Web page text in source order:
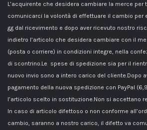
L’acquirente che desidera cambiare la merce per
comunicarci la volontà di effettuare il cambio per
gg dal ricevimento e dopo aver ricevuto nostro
indietro l’articolo che desidera cambiare con il
(posta o corriere) in condizioni integre, nella
di scontrino.Le spese di spedizione sia per il
nuovo invio sono a intero carico del cliente.Dopo
pagamento della nuova spedizione con PayPal
l’articolo scelto in sostituzione.Non si accettano
In caso di articolo difettoso o non conforme
cambio, saranno a nostro carico, il difetto va